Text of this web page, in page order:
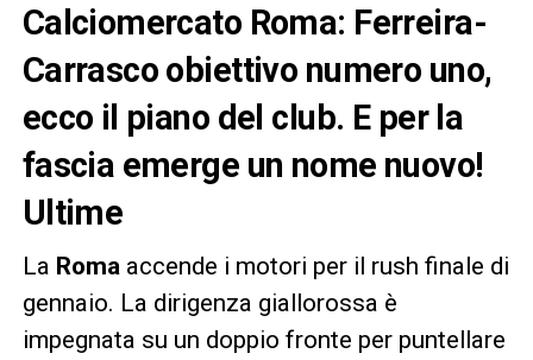
Calciomercato Roma: Ferreira-
Carrasco obiettivo numero uno,
ecco il piano del club. E per la
fascia emerge un nome nuovo!
Ultime
La Roma accende i motori per il rush finale di
gennaio. La dirigenza giallorossa è
impegnata su un doppio fronte per puntellare